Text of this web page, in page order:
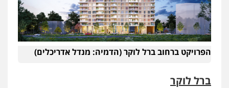
הפרויקט ברחוב ברל לוקר (הדמיה: מנדל אדריכלים)
ברל לוקר